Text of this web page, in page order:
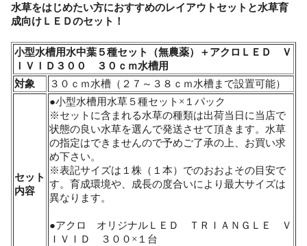
水草をはじめたい方におすすめのレイアウトセットと水草育
成向けＬＥＤのセット！
小型水槽用水中葉５種セット（無農薬）＋アクロＬＥＤ Ｖ
ＩＶＩＤ３００ ３０ｃｍ水槽用
対象
３０ｃｍ水槽（２７～３８ｃｍ水槽まで設置可能）
セット
内容
●小型水槽用水草５種セット×１パック
※セットに含まれる水草の種類は出荷当日に当店で
状態の良い水草を選んで発送させて頂きます。水草
の指定はできませんので予めご了承の上、お買い求
め下さい。
※表記サイズは１株（１本）でのおおよその目安で
す。育成環境や、成長の度合いにより最大サイズは
異なります。
●アクロ オリジナルＬＥＤ ＴＲＩＡＮＧＬＥ Ｖ
ＩＶＩＤ ３００×１台